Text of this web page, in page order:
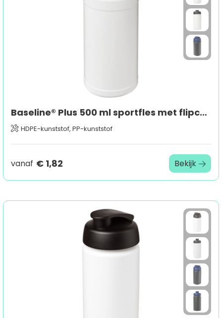
Baseline® Plus 500 ml sportfles met flipcapdeksel
HDPE-kunststof, PP-kunststof
vanaf € 1,82 Bekijk